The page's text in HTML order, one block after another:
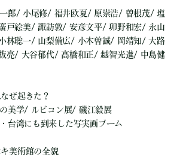
郎/ 小尾修/ 福井欧夏/ 原崇浩/ 曽根茂/ 塩
戸絵美/ 諏訪敦/ 安彦文平/ 卯野和宏/ 永山
林聡一/ 山梨備広/ 小木曽誠/ 岡靖知/ 大路
亮/ 大谷郁代/ 高橋和正/ 越智光進/ 中島健
ぜ起きた？
美学/ ルビコン展/ 磯江毅展
台湾にも到来した写実画ブーム
美術館の全貌